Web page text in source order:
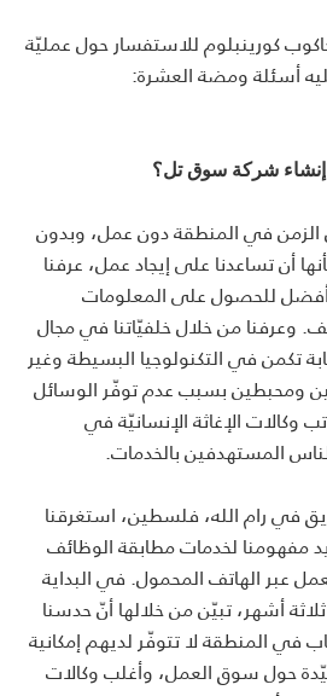
كورينبلوم للاستفسار حول عمليّة
أسئلة ومضة العشرة:
في المنطقة دون عمل، وبدون
أن تساعدنا على إيجاد عمل، عرفنا
أفضل للحصول على المعلومات
وعرفنا من خلال خلفيّاتنا في مجال
تكمن في التكنولوجيا البسيطة وغير
ومحبطين بسبب عدم توفّر الوسائل
وكالات الإغاثة الإنسانيّة في
المستهدفين بالخدمات.
في رام الله، فلسطين، استغرقنا
مفهومنا لخدمات مطابقة الوظائف
عبر الهاتف المحمول. في البداية
أشهر، تبيّن من خلالها أنّ حدسنا
في المنطقة لا تتوفّر لديهم إمكانية
حول سوق العمل، وأغلب وكالات